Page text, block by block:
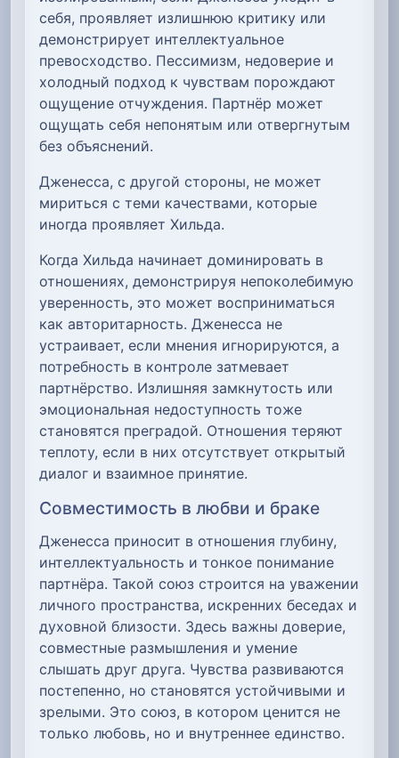
себя, проявляет излишнюю критику или
демонстрирует интеллектуальное
превосходство. Пессимизм, недоверие и
холодный подход к чувствам порождают
ощущение отчуждения. Партнёр может
ощущать себя непонятым или отвергнутым
без объяснений.
Дженесса, с другой стороны, не может
мириться с теми качествами, которые
иногда проявляет Хильда.
Когда Хильда начинает доминировать в
отношениях, демонстрируя непоколебимую
уверенность, это может восприниматься
как авторитарность. Дженесса не
устраивает, если мнения игнорируются, а
потребность в контроле затмевает
партнёрство. Излишняя замкнутость или
эмоциональная недоступность тоже
становятся преградой. Отношения теряют
теплоту, если в них отсутствует открытый
диалог и взаимное принятие.
Совместимость в любви и браке
Дженесса приносит в отношения глубину,
интеллектуальность и тонкое понимание
партнёра. Такой союз строится на уважении
личного пространства, искренних беседах и
духовной близости. Здесь важны доверие,
совместные размышления и умение
слышать друг друга. Чувства развиваются
постепенно, но становятся устойчивыми и
зрелыми. Это союз, в котором ценится не
только любовь, но и внутреннее единство.